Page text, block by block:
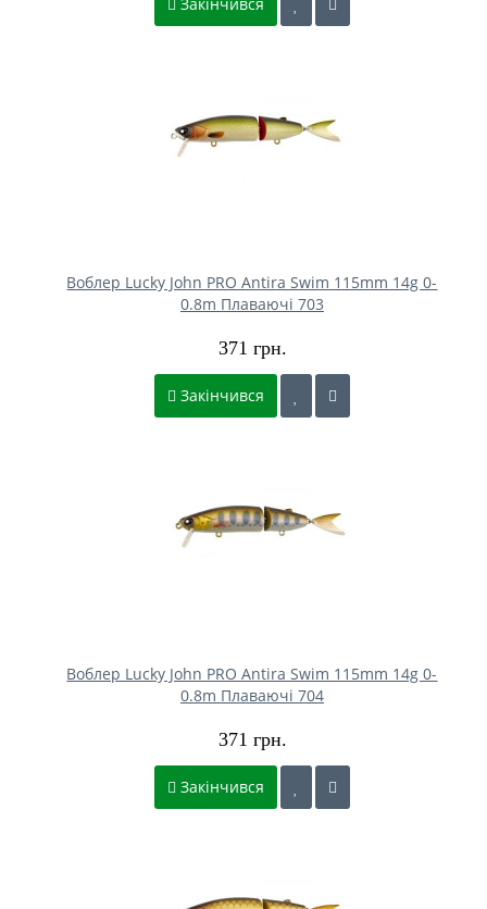
Воблер Lucky John PRO Antira Swim 115mm 14g 0-
0.8m Плаваючі 703
371 грн.
Закінчився
Воблер Lucky John PRO Antira Swim 115mm 14g 0-
0.8m Плаваючі 704
371 грн.
Закінчився